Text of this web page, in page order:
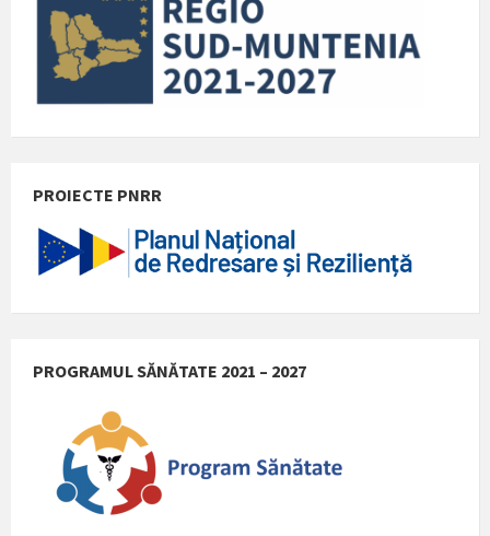
PROIECTE PNRR
PROGRAMUL SĂNĂTATE 2021 – 2027